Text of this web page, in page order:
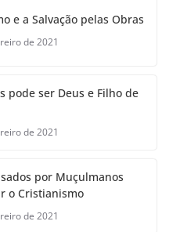
e a Salvação pelas Obras
de 2021
pode ser Deus e Filho de
de 2021
por Muçulmanos
o Cristianismo
de 2021